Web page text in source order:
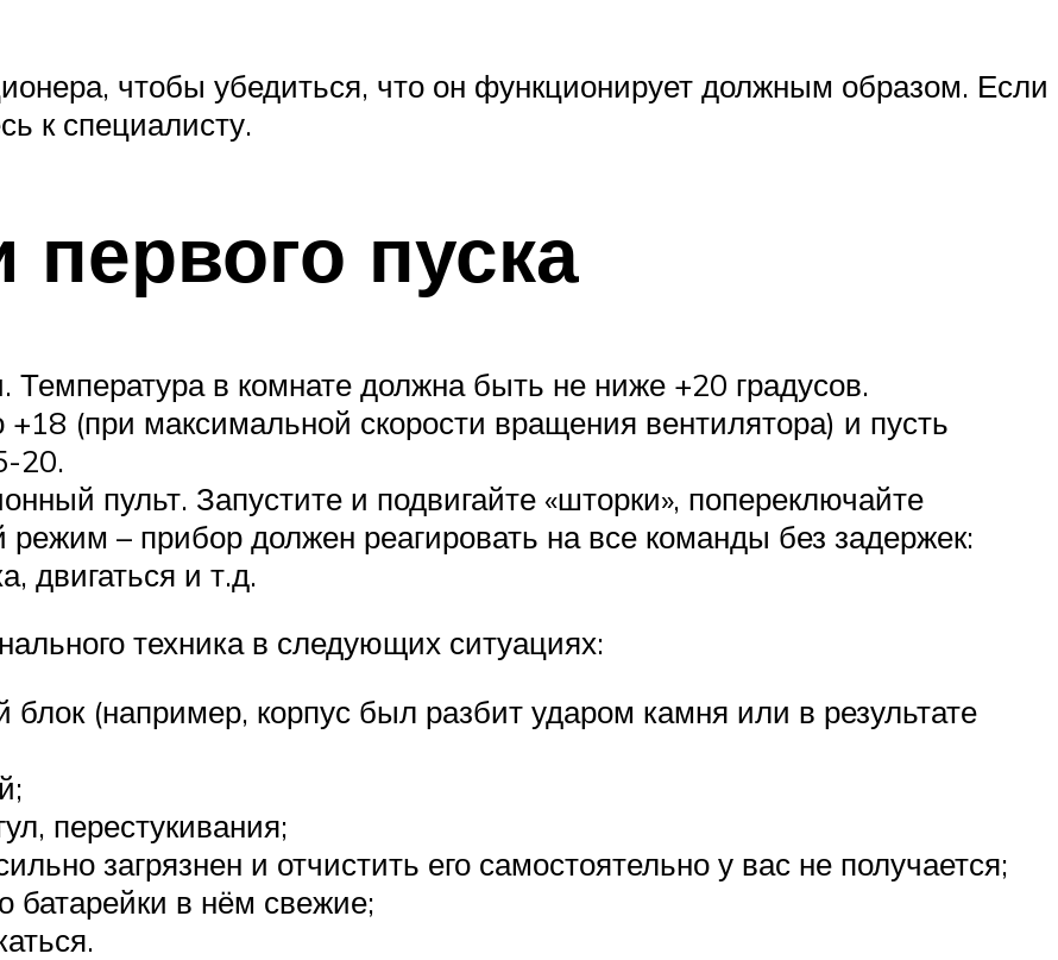
чтобы убедиться, что он функционирует должным образом. Если
к специалисту.
пуска
Температура в комнате должна быть не ниже +20 градусов.
(при максимальной скорости вращения вентилятора) и пусть
20.
пульт. Запустите и подвигайте «шторки», попереключайте
режим – прибор должен реагировать на все команды без задержек:
двигаться и т.д.
техника в следующих ситуациях:
(например, корпус был разбит ударом камня или в результате
перестукивания;
загрязнен и отчистить его самостоятельно у вас не получается;
батарейки в нём свежие;